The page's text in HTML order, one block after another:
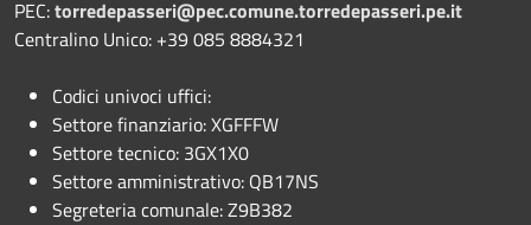
PEC:torredepasseri@pec.comune.torredepasseri.pe.it
Centralino Unico: +39 085 8884321
Codici univoci uffici:
Settore finanziario: XGFFFW
Settore tecnico: 3GX1X0
Settore amministrativo: QB17NS
Segreteria comunale: Z9B382